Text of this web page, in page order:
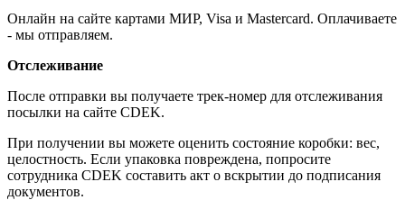
Онлайн на сайте картами МИР, Visa и Mastercard. Оплачиваете
- мы отправляем.
Отслеживание
После отправки вы получаете трек-номер для отслеживания
посылки на сайте CDEK.
При получении вы можете оценить состояние коробки: вес,
целостность. Если упаковка повреждена, попросите
сотрудника CDEK составить акт о вскрытии до подписания
документов.